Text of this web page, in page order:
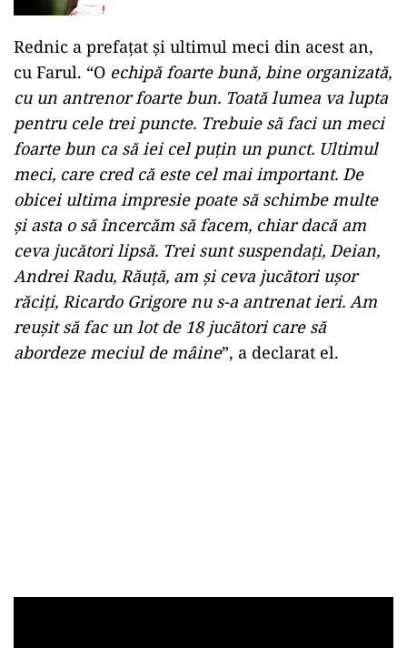
Rednic a prefațat și ultimul meci din acest an,
cu Farul. “O echipă foarte bună, bine organizată,
cu un antrenor foarte bun. Toată lumea va lupta
pentru cele trei puncte. Trebuie să faci un meci
foarte bun ca să iei cel puţin un punct. Ultimul
meci, care cred că este cel mai important. De
obicei ultima impresie poate să schimbe multe
şi asta o să încercăm să facem, chiar dacă am
ceva jucători lipsă. Trei sunt suspendaţi, Deian,
Andrei Radu, Răuţă, am şi ceva jucători uşor
răciţi, Ricardo Grigore nu s-a antrenat ieri. Am
reuşit să fac un lot de 18 jucători care să
abordeze meciul de mâine”, a declarat el.